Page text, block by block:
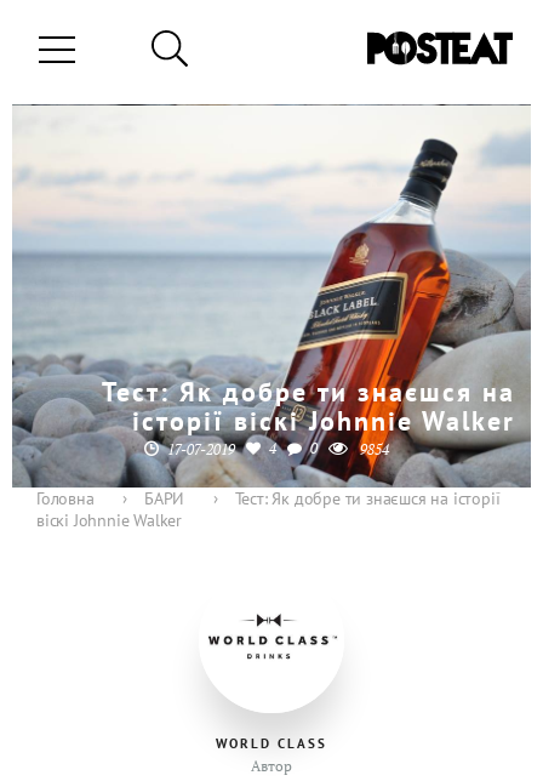
Тест: Як добре ти знаєшся на
історії віскі Johnnie Walker
17-07-2019 4 0 9854
Головна › БАРИ ›
Тест: Як добре ти знаєшся на історії
віскі Johnnie Walker
WORLD CLASS
Автор